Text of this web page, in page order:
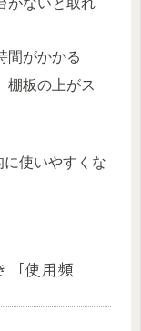
がないと取れ
間がかかる
棚板の上がス
使いやすくな
「使用頻